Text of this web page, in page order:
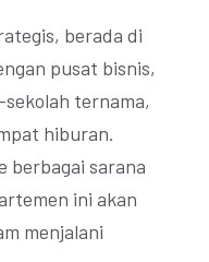
berada di
pusat bisnis,
ternama,
hiburan.
berbagai sarana
ini akan
menjalani